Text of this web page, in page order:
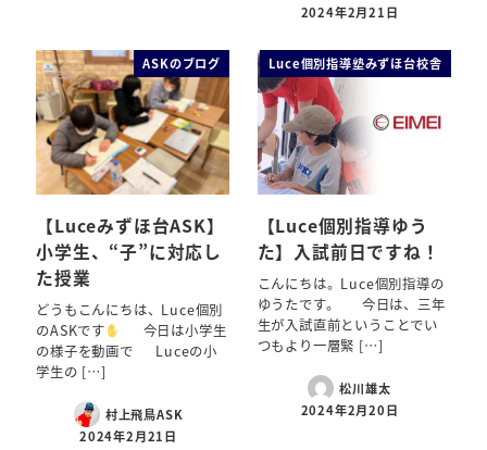
2024年2月21日
ASKのブログ
【Luceみずほ台ASK】
小学生、“子”に対応し
た授業
どうもこんにちは、Luce個別
のASKです
今日は小学生
の様子を動画で Luceの小
学生の […]
村上飛鳥ASK
2024年2月21日
Luce個別指導塾みずほ台校舎
【Luce個別指導ゆう
た】入試前日ですね！
こんにちは。Luce個別指導の
ゆうたです。 今日は、三年
生が入試直前ということでい
つもより一層緊 […]
松川雄太
2024年2月20日